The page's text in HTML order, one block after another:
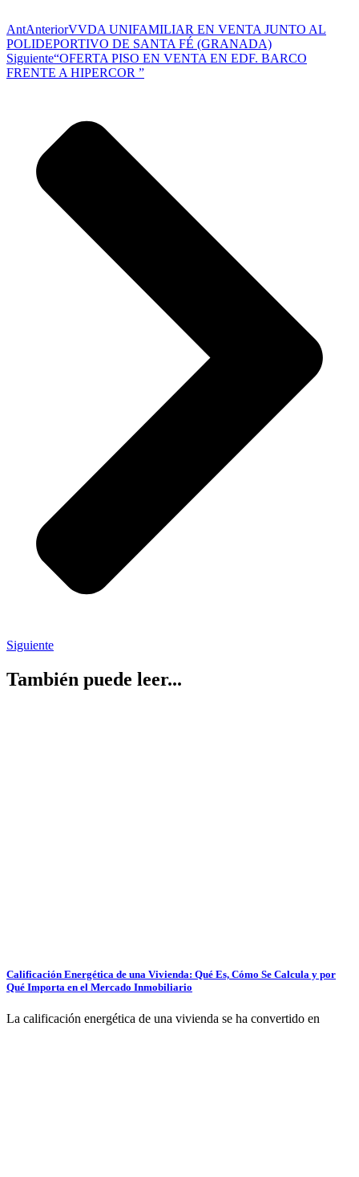
AntAnteriorVVDA UNIFAMILIAR EN VENTA JUNTO AL
POLIDEPORTIVO DE SANTA FÉ (GRANADA)
Siguiente“OFERTA PISO EN VENTA EN EDF. BARCO
FRENTE A HIPERCOR ”
Siguiente
También puede leer...
Calificación Energética de una Vivienda: Qué Es, Cómo Se Calcula y por
Qué Importa en el Mercado Inmobiliario
La calificación energética de una vivienda se ha convertido en